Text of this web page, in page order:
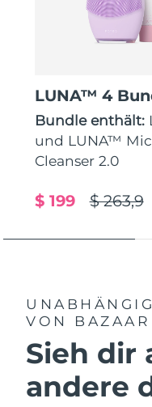
LUNA™ 4
Bundle enthält:
und LUNA™
Cleanser 2.0
$ 263,9
$ 199
VON
Sieh dir
andere